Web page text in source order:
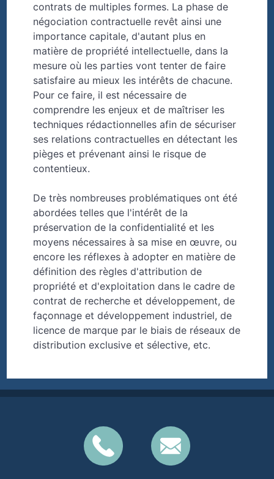
contrats de multiples formes. La phase de
négociation contractuelle revêt ainsi une
importance capitale, d'autant plus en
matière de propriété intellectuelle, dans la
mesure où les parties vont tenter de faire
satisfaire au mieux les intérêts de chacune.
Pour ce faire, il est nécessaire de
comprendre les enjeux et de maîtriser les
techniques rédactionnelles afin de sécuriser
ses relations contractuelles en détectant les
pièges et prévenant ainsi le risque de
contentieux.
De très nombreuses problématiques ont été
abordées telles que l'intérêt de la
préservation de la confidentialité et les
moyens nécessaires à sa mise en œuvre, ou
encore les réflexes à adopter en matière de
définition des règles d'attribution de
propriété et d'exploitation dans le cadre de
contrat de recherche et développement, de
façonnage et développement industriel, de
licence de marque par le biais de réseaux de
distribution exclusive et sélective, etc.